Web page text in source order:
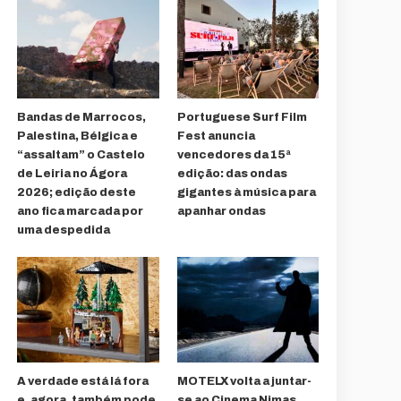
Bandas de Marrocos,
Palestina, Bélgica e
“assaltam” o Castelo
de Leiria no Ágora
2026; edição deste
ano fica marcada por
uma despedida
Portuguese Surf Film
Fest anuncia
vencedores da 15ª
edição: das ondas
gigantes à música para
apanhar ondas
A verdade está lá fora
MOTELX volta a juntar-